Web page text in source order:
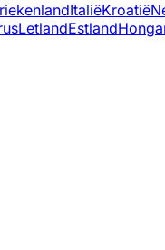
ItaliëKroatië
LetlandEstland